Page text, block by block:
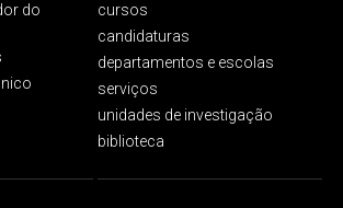
do
cursos
candidaturas
departamentos e escolas
serviços
unidades de investigação
biblioteca